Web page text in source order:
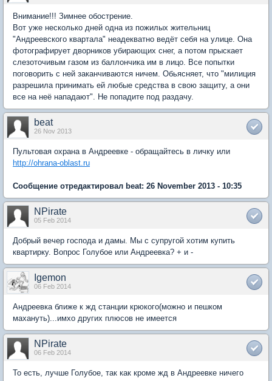
Внимание!!! Зимнее обострение.
Вот уже несколько дней одна из пожилых жительниц
"Андреевского квартала" неадекватно ведёт себя на улице. Она
фотографирует дворников убирающих снег, а потом прыскает
слезоточивым газом из баллончика им в лицо. Все попытки
поговорить с ней заканчиваются ничем. Обьясняет, что "милиция
разрешила принимать ей любые средства в свою защиту, а они
все на неё нападают". Не попадите под раздачу.
beat
26 Nov 2013
Пультовая охрана в Андреевке - обращайтесь в личку или
http://ohrana-oblast.ru
Сообщение отредактировал beat: 26 November 2013 - 10:35
NPirate
05 Feb 2014
Добрый вечер господа и дамы. Мы с супругой хотим купить
квартирку. Вопрос Голубое или Андреевка? + и -
Igemon
06 Feb 2014
Андреевка ближе к жд станции крюкого(можно и пешком
махануть)...имхо других плюсов не имеется
NPirate
06 Feb 2014
То есть, лучше Голубое, так как кроме жд в Андреевке ничего